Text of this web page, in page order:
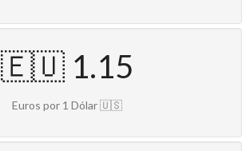
🇪🇺 1.15
Euros por 1 Dólar 🇺🇸